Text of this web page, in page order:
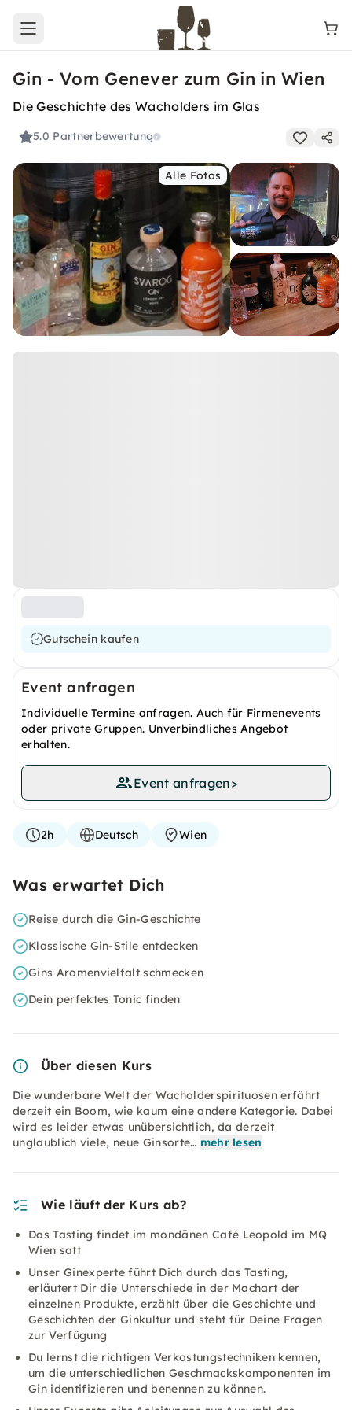
Open main menu
Gin - Vom Genever zum Gin in Wien
Die Geschichte des Wacholders im Glas
5.0 Partnerbewertung
Alle Fotos
Gutschein kaufen
Event anfragen
Individuelle Termine anfragen. Auch für Firmenevents
oder private Gruppen. Unverbindliches Angebot
erhalten.
Event anfragen>
2h Deutsch Wien
Was erwartet Dich
Reise durch die Gin-Geschichte
Klassische Gin-Stile entdecken
Gins Aromenvielfalt schmecken
Dein perfektes Tonic finden
Über diesen Kurs
Die wunderbare Welt der Wacholderspirituosen erfährt
derzeit ein Boom, wie kaum eine andere Kategorie. Dabei
wird es leider etwas unübersichtlich, da derzeit
unglaublich viele, neue Ginsorte… mehr lesen
Wie läuft der Kurs ab?
Das Tasting findet im mondänen Café Leopold im MQ
Wien satt
Unser Ginexperte führt Dich durch das Tasting,
erläutert Dir die Unterschiede in der Machart der
einzelnen Produkte, erzählt über die Geschichte und
Geschichten der Ginkultur und steht für Deine Fragen
zur Verfügung
Du lernst die richtigen Verkostungstechniken kennen,
um die unterschiedlichen Geschmackskomponenten im
Gin identifizieren und benennen zu können.